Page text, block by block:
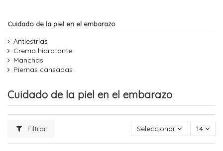
Cuidado de la piel en el embarazo
Filtrar Seleccionar 14
Cuidado de la piel en el embarazo
Antiestrias
Crema hidratante
Manchas
Piernas cansadas